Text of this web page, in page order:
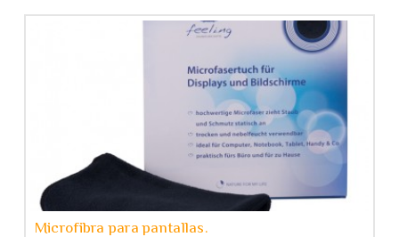
Microfibra para pantallas.